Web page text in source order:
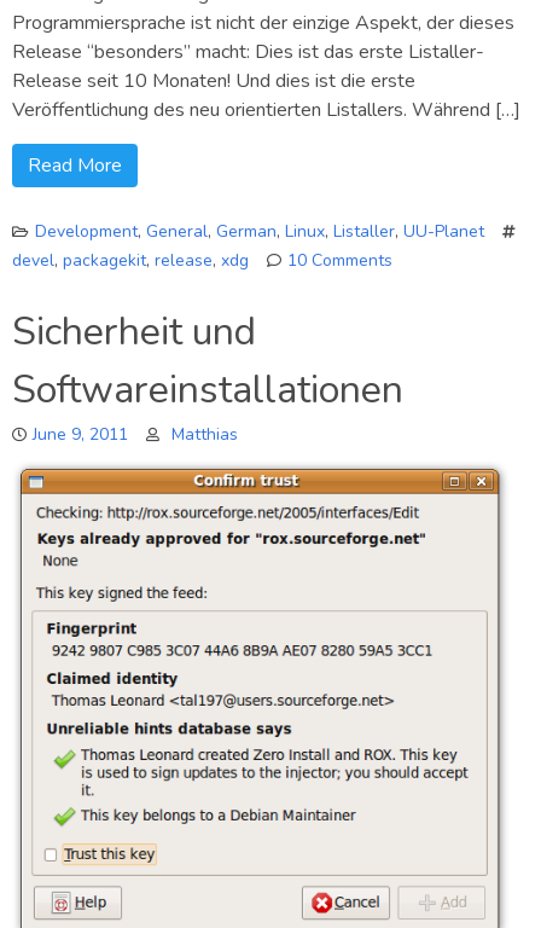
Programmiersprache ist nicht der einzige Aspekt, der dieses
Release “besonders” macht: Dies ist das erste Listaller-
Release seit 10 Monaten! Und dies ist die erste
Veröffentlichung des neu orientierten Listallers. Während […]
Read More
Development, General, German, Linux, Listaller, UU-Planet
devel, packagekit, release, xdg
10 Comments
Kurzvorschau
Sicherheit und
Softwareinstallationen
June 9, 2011 Matthias